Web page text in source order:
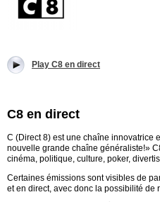
Play C8 en direct
C8 en direct
C (Direct 8) est une chaîne innovatrice
nouvelle grande chaîne généraliste!»
cinéma, politique, culture, poker,
Certaines émissions sont visibles de
et en direct, avec donc la possibilité